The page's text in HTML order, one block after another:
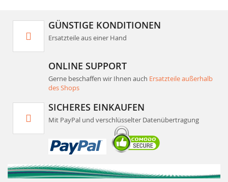
GÜNSTIGE KONDITIONEN
Ersatzteile aus einer Hand
ONLINE SUPPORT
Gerne beschaffen wir Ihnen auch Ersatzteile außerhalb
des Shops
SICHERES EINKAUFEN
Mit PayPal und verschlüsselter Datenübertragung